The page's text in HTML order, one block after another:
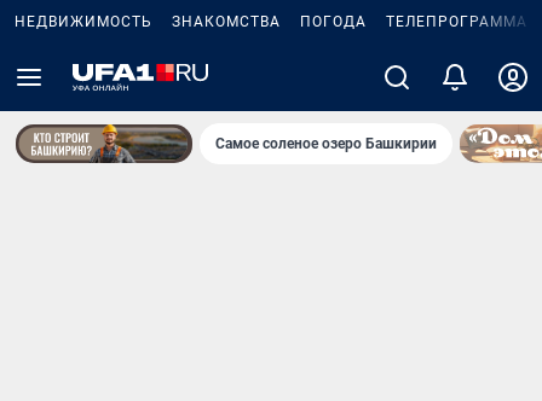
НЕДВИЖИМОСТЬ ЗНАКОМСТВА ПОГОДА ТЕЛЕПРОГРАММА
Самое соленое озеро Башкирии